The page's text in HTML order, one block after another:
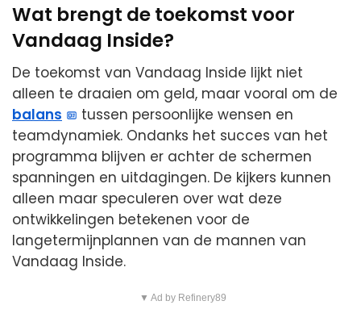
Wat brengt de toekomst voor
Vandaag Inside?
De toekomst van Vandaag Inside lijkt niet
alleen te draaien om geld, maar vooral om de
balans
tussen persoonlijke wensen en
teamdynamiek. Ondanks het succes van het
programma blijven er achter de schermen
spanningen en uitdagingen. De kijkers kunnen
alleen maar speculeren over wat deze
ontwikkelingen betekenen voor de
langetermijnplannen van de mannen van
Vandaag Inside.
▼ Ad by Refinery89